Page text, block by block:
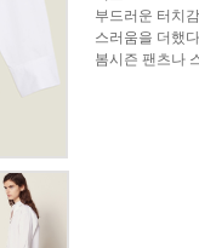
부드러운 터치
스러움을 더했
봄시즌 팬츠나